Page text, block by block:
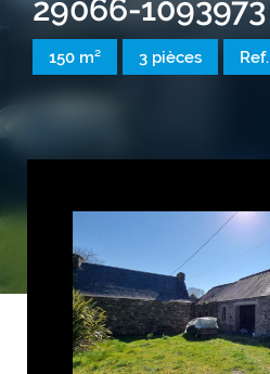
29066-1093973
150 m² 3 pièces Ref.